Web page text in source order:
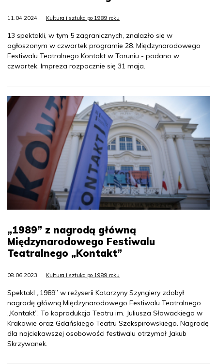
11.04.2024 Kultura i sztuka po 1989 roku
13 spektakli, w tym 5 zagranicznych, znalazło się w
ogłoszonym w czwartek programie 28. Międzynarodowego
Festiwalu Teatralnego Kontakt w Toruniu - podano w
czwartek. Impreza rozpocznie się 31 maja.
„1989” z nagrodą główną
Międzynarodowego Festiwalu
Teatralnego „Kontakt”
08.06.2023 Kultura i sztuka po 1989 roku
Spektakl „1989” w reżyserii Katarzyny Szyngiery zdobył
nagrodę główną Międzynarodowego Festiwalu Teatralnego
„Kontakt”. To koprodukcja Teatru im. Juliusza Słowackiego w
Krakowie oraz Gdańskiego Teatru Szekspirowskiego. Nagrodę
dla najciekawszej osobowości festiwalu otrzymał Jakub
Skrzywanek.